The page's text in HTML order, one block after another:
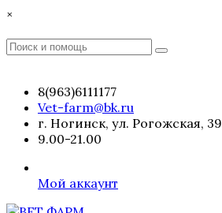
Перейти
содержимому
×
Поиск
Поиск
8(963)6111177
Vet-farm@bk.ru
г. Ногинск, ул. Рогожская, 39
9.00-21.00
Мой аккаунт